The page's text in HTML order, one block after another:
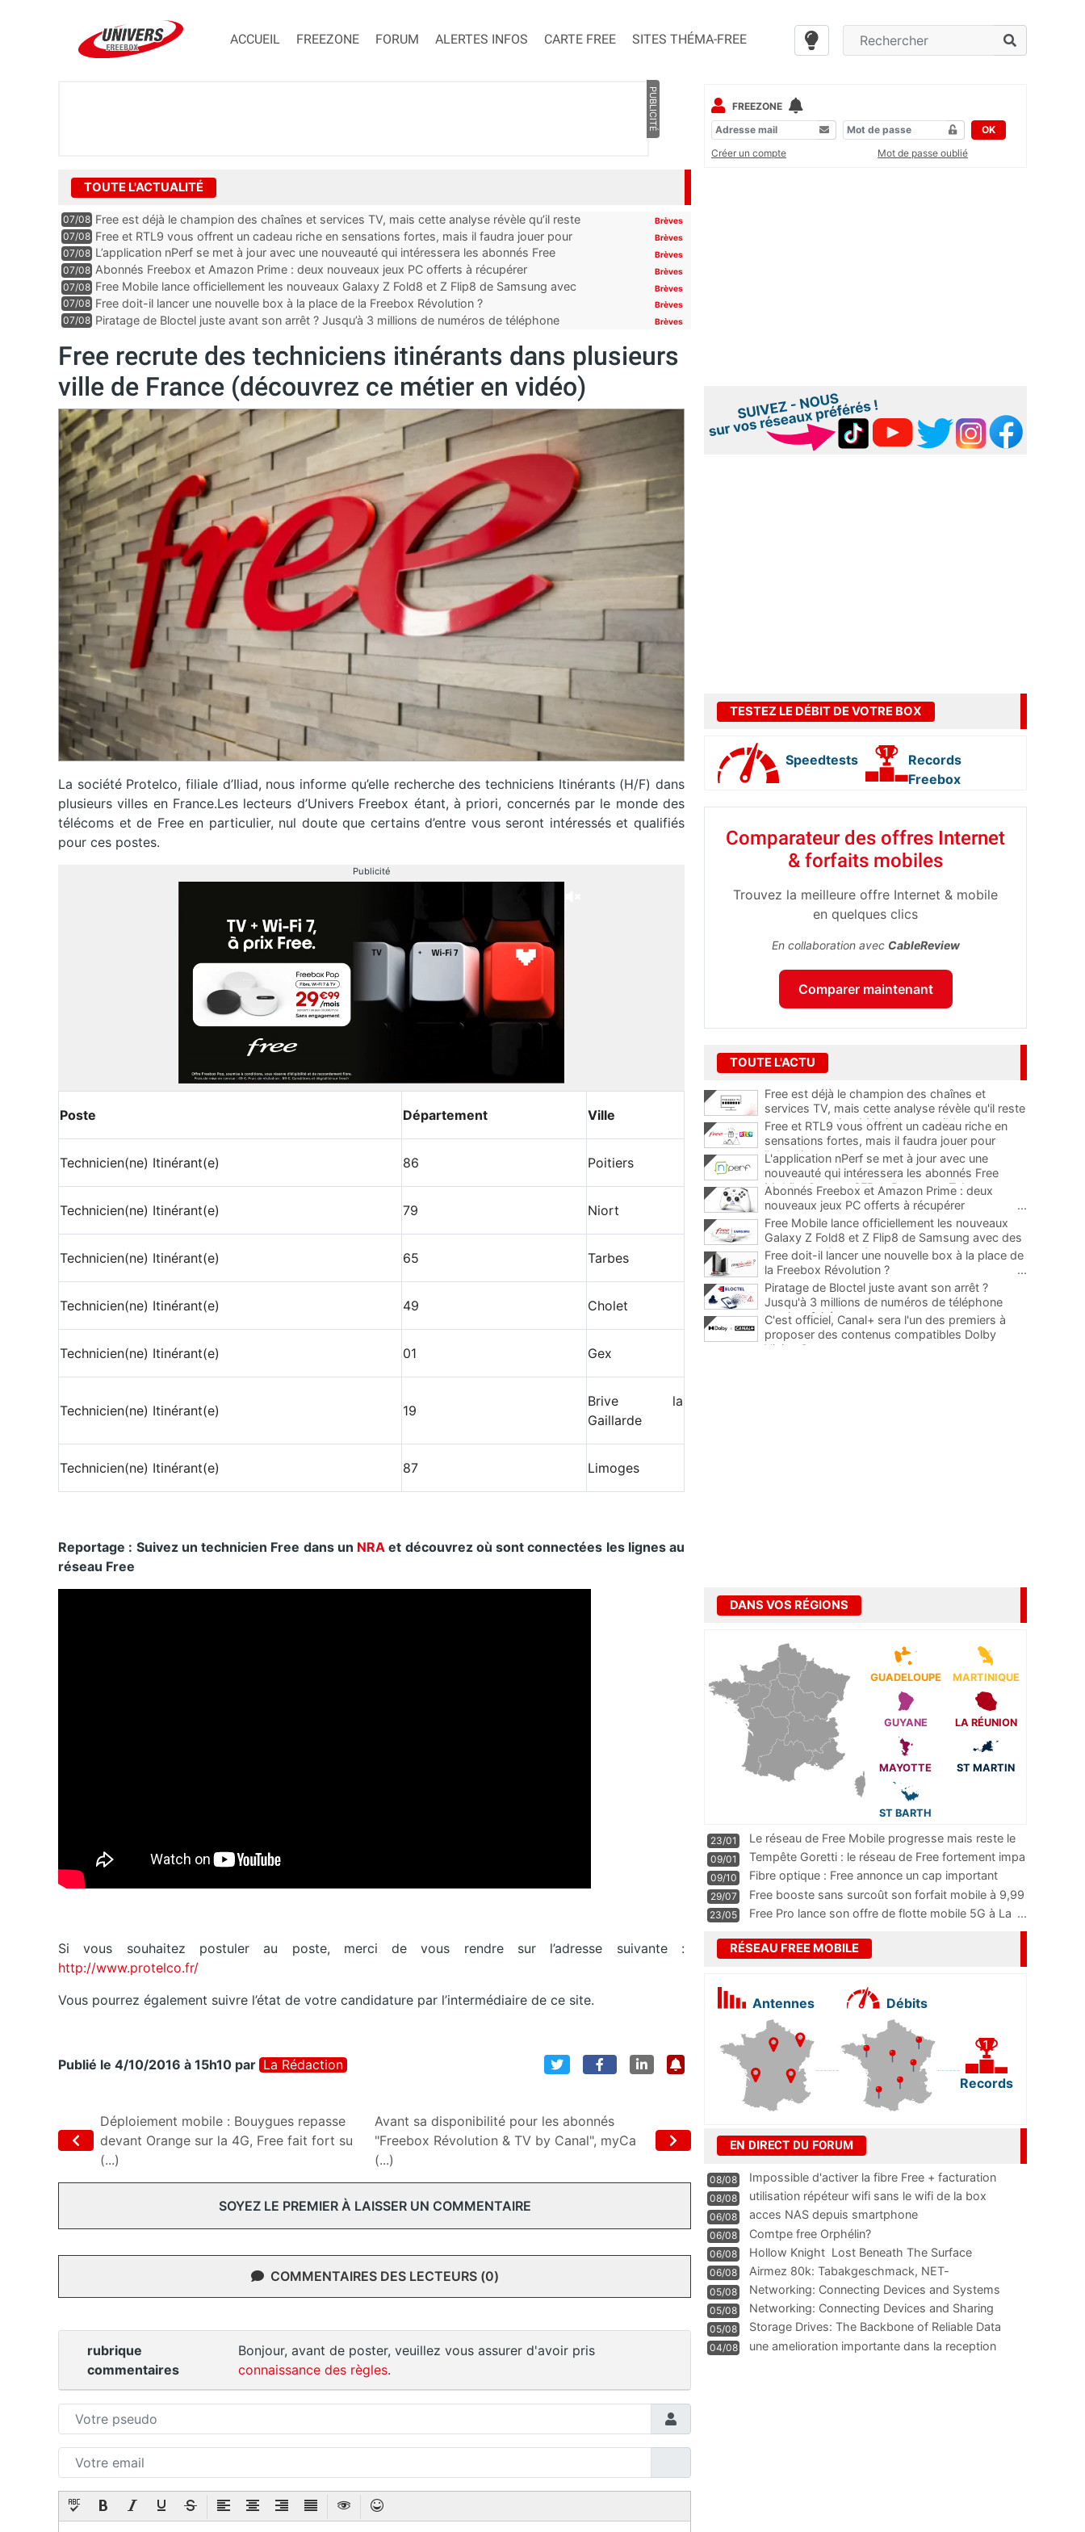
ACCUEIL FREEZONE FORUM ALERTES INFOS CARTE FREE SITES THÉMA-FREE
PUBLICITÉ
TOUTE L'ACTUALITÉ
07/08 Free est déjà le champion des chaînes et services TV, mais cette analyse révèle qu’il reste
encore au moin...
Brèves
07/08 Free et RTL9 vous offrent un cadeau riche en sensations fortes, mais il faudra jouer pour
l’obtenir
Brèves
07/08 L’application nPerf se met à jour avec une nouveauté qui intéressera les abonnés Free
Mobile, Orange, SFR ...
Brèves
07/08 Abonnés Freebox et Amazon Prime : deux nouveaux jeux PC offerts à récupérer Brèves
07/08 Free Mobile lance officiellement les nouveaux Galaxy Z Fold8 et Z Flip8 de Samsung avec
des promos et des cadeaux
Brèves
07/08 Free doit-il lancer une nouvelle box à la place de la Freebox Révolution ? Brèves
07/08 Piratage de Bloctel juste avant son arrêt ? Jusqu’à 3 millions de numéros de téléphone
Brèves
Free recrute des techniciens itinérants dans plusieurs
ville de France (découvrez ce métier en vidéo)
La société Protelco, filiale d’Iliad, nous informe qu’elle recherche des techniciens Itinérants (H/F) dans
plusieurs villes en France.Les lecteurs d’Univers Freebox étant, à priori, concernés par le monde des
télécoms et de Free en particulier, nul doute que certains d’entre vous seront intéressés et qualifiés
pour ces postes.
Publicité
Poste Département Ville
Technicien(ne) Itinérant(e) 86 Poitiers
Technicien(ne) Itinérant(e) 79 Niort
Technicien(ne) Itinérant(e) 65 Tarbes
Technicien(ne) Itinérant(e) 49 Cholet
Technicien(ne) Itinérant(e) 01 Gex
Technicien(ne) Itinérant(e) 19
Brive la
Gaillarde
Technicien(ne) Itinérant(e) 87 Limoges
Reportage : Suivez un technicien Free dans un NRAet découvrez où sont connectées les lignes au
réseau Free
Si vous souhaitez postuler au poste, merci de vous rendre sur l’adresse suivante :
http://www.protelco.fr/
Vous pourrez également suivre l’état de votre candidature par l’intermédiaire de ce site.
Publié le 4/10/2016 à 15h10 par La Rédaction
Déploiement mobile : Bouygues repasse
devant Orange sur la 4G, Free fait fort su
(...)
Avant sa disponibilité pour les abonnés
"Freebox Révolution & TV by Canal", myCa
(...)
SOYEZ LE PREMIER À LAISSER UN COMMENTAIRE
COMMENTAIRES DES LECTEURS (0)
rubrique
commentaires
Bonjour, avant de poster, veuillez vous assurer d'avoir pris
connaissance des règles.
FREEZONE
OK
Créer un compte
Mot de passe oublié
TESTEZ LE DÉBIT DE VOTRE BOX
Speedtests
Records
Freebox
Comparateur des offres Internet
& forfaits mobiles
Trouvez la meilleure offre Internet & mobile
en quelques clics
En collaboration avec CableReview
Comparer maintenant
TOUTE L'ACTU
Free est déjà le champion des chaînes et
services TV, mais cette analyse révèle qu'il reste
encore au moins 141 ajouts possibles
Free et RTL9 vous offrent un cadeau riche en
sensations fortes, mais il faudra jouer pour
l'obtenir
L'application nPerf se met à jour avec une
nouveauté qui intéressera les abonnés Free
Mobile, Orange, SFR et Bouygues Telecom
Abonnés Freebox et Amazon Prime : deux
nouveaux jeux PC offerts à récupérer
...
Free Mobile lance officiellement les nouveaux
Galaxy Z Fold8 et Z Flip8 de Samsung avec des
promos et des cadeaux
...
Free doit-il lancer une nouvelle box à la place de
la Freebox Révolution ?
...
Piratage de Bloctel juste avant son arrêt ?
Jusqu'à 3 millions de numéros de téléphone
auraient fuité
C'est officiel, Canal+ sera l'un des premiers à
proposer des contenus compatibles Dolby
Vision 2
DANS VOS RÉGIONS
GUADELOUPE MARTINIQUE
GUYANE LA RÉUNION
MAYOTTE ST MARTIN
ST BARTH
23/01
Le réseau de Free Mobile progresse mais reste le
m
...
09/01
Tempête Goretti : le réseau de Free fortement impa
09/10
Fibre optique : Free annonce un cap important
pass
...
29/07
Free booste sans surcoût son forfait mobile à 9,99
23/05 Free Pro lance son offre de flotte mobile 5G à La ...
RÉSEAU FREE MOBILE
Antennes Débits
Records
EN DIRECT DU FORUM
08/08
Impossible d'activer la fibre Free + facturation
résiliation
08/08 utilisation répéteur wifi sans le wifi de la box
06/08 acces NAS depuis smartphone
06/08 Comtpe free Orphélin?
06/08 Hollow Knight  Lost Beneath The Surface
06/08
Airmez 80k: Tabakgeschmack, NET-
Technologie und Leistung im
05/08 Networking: Connecting Devices and Systems
05/08
Networking: Connecting Devices and Sharing
Information
05/08
Storage Drives: The Backbone of Reliable Data
Management
04/08
une amelioration importante dans la reception